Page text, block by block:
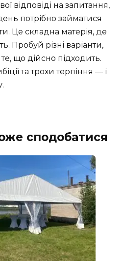
відповіді на запитання,
потрібно займатися
Це складна матерія, де
Пробуй різні варіанти,
що дійсно підходить.
та трохи терпіння — і
сподобатися